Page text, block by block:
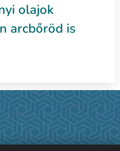
olajok
arcbőröd is